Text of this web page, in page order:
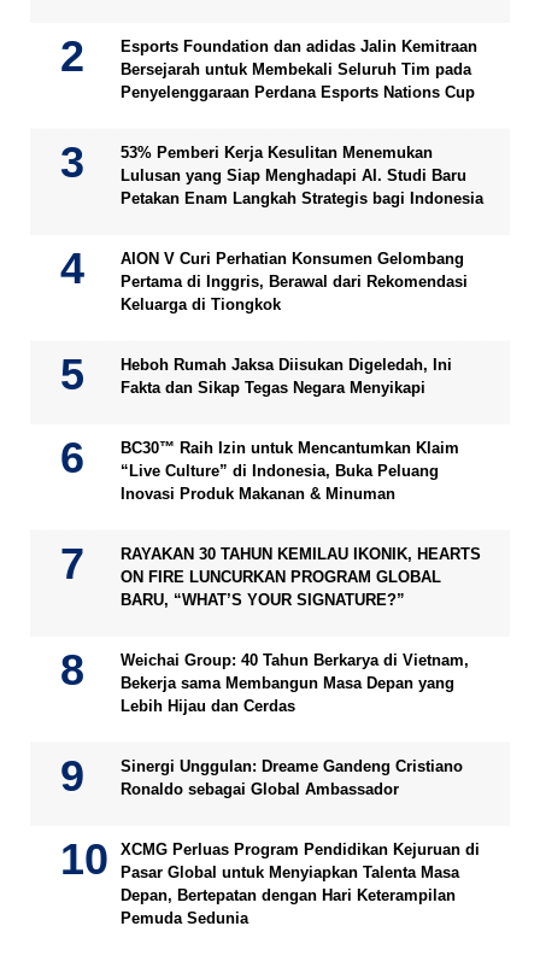
Esports Foundation dan adidas Jalin Kemitraan
Bersejarah untuk Membekali Seluruh Tim pada
Penyelenggaraan Perdana Esports Nations Cup
53% Pemberi Kerja Kesulitan Menemukan
Lulusan yang Siap Menghadapi AI. Studi Baru
Petakan Enam Langkah Strategis bagi Indonesia
AION V Curi Perhatian Konsumen Gelombang
Pertama di Inggris, Berawal dari Rekomendasi
Keluarga di Tiongkok
Heboh Rumah Jaksa Diisukan Digeledah, Ini
Fakta dan Sikap Tegas Negara Menyikapi
BC30™ Raih Izin untuk Mencantumkan Klaim
“Live Culture” di Indonesia, Buka Peluang
Inovasi Produk Makanan & Minuman
RAYAKAN 30 TAHUN KEMILAU IKONIK, HEARTS
ON FIRE LUNCURKAN PROGRAM GLOBAL
BARU, “WHAT’S YOUR SIGNATURE?”
Weichai Group: 40 Tahun Berkarya di Vietnam,
Bekerja sama Membangun Masa Depan yang
Lebih Hijau dan Cerdas
Sinergi Unggulan: Dreame Gandeng Cristiano
Ronaldo sebagai Global Ambassador
XCMG Perluas Program Pendidikan Kejuruan di
Pasar Global untuk Menyiapkan Talenta Masa
Depan, Bertepatan dengan Hari Keterampilan
Pemuda Sedunia